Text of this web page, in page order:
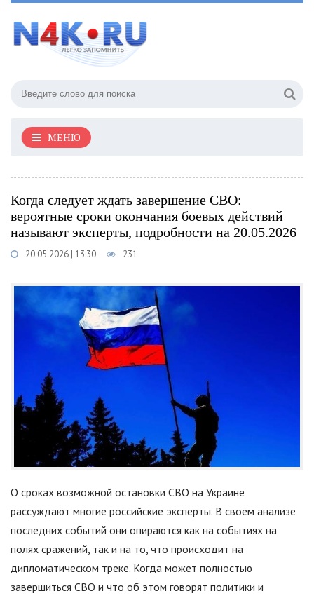
МЕНЮ
Когда следует ждать завершение СВО:
вероятные сроки окончания боевых действий
называют эксперты, подробности на 20.05.2026
20.05.2026 | 13:30 231
О сроках возможной остановки СВО на Украине
рассуждают многие российские эксперты. В своём анализе
последних событий они опираются как на событиях на
полях сражений, так и на то, что происходит на
дипломатическом треке. Когда может полностью
завершиться СВО и что об этом говорят политики и